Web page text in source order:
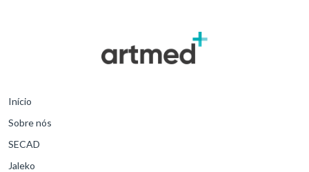
Início
Sobre nós
SECAD
Jaleko